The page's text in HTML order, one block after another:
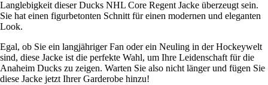
Langlebigkeit dieser Ducks NHL Core Regent Jacke überzeugt sein.
Sie hat einen figurbetonten Schnitt für einen modernen und eleganten
Look.
Egal, ob Sie ein langjähriger Fan oder ein Neuling in der Hockeywelt
sind, diese Jacke ist die perfekte Wahl, um Ihre Leidenschaft für die
Anaheim Ducks zu zeigen. Warten Sie also nicht länger und fügen Sie
diese Jacke jetzt Ihrer Garderobe hinzu!